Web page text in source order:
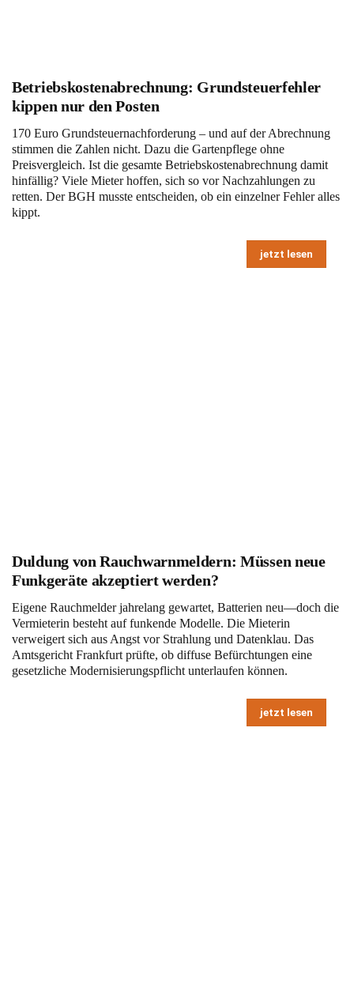
Betriebskostenabrechnung: Grundsteuerfehler
kippen nur den Posten
170 Euro Grundsteuernachforderung – und auf der Abrechnung
stimmen die Zahlen nicht. Dazu die Gartenpflege ohne
Preisvergleich. Ist die gesamte Betriebskostenabrechnung damit
hinfällig? Viele Mieter hoffen, sich so vor Nachzahlungen zu
retten. Der BGH musste entscheiden, ob ein einzelner Fehler alles
kippt.
jetzt lesen
Duldung von Rauchwarnmeldern: Müssen neue
Funkgeräte akzeptiert werden?
Eigene Rauchmelder jahrelang gewartet, Batterien neu—doch die
Vermieterin besteht auf funkende Modelle. Die Mieterin
verweigert sich aus Angst vor Strahlung und Datenklau. Das
Amtsgericht Frankfurt prüfte, ob diffuse Befürchtungen eine
gesetzliche Modernisierungspflicht unterlaufen können.
jetzt lesen